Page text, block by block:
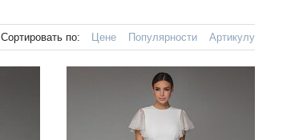
Сортировать по: Цене Популярности Артикулу